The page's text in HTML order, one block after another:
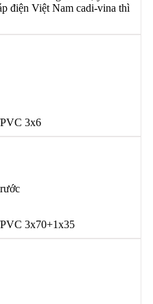
điện Việt Nam cadi-vina thì
3x6
3x70+1x35